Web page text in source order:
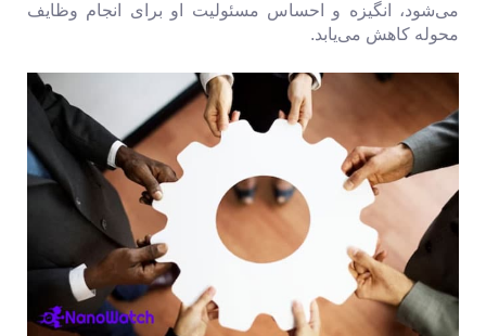
می‌شود، انگیزه و احساس مسئولیت او برای انجام وظایف
محوله کاهش می‌یابد.